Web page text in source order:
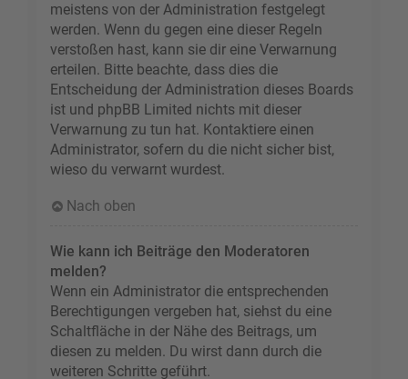
meistens von der Administration festgelegt
werden. Wenn du gegen eine dieser Regeln
verstoßen hast, kann sie dir eine Verwarnung
erteilen. Bitte beachte, dass dies die
Entscheidung der Administration dieses Boards
ist und phpBB Limited nichts mit dieser
Verwarnung zu tun hat. Kontaktiere einen
Administrator, sofern du die nicht sicher bist,
wieso du verwarnt wurdest.
Nach oben
Wie kann ich Beiträge den Moderatoren
melden?
Wenn ein Administrator die entsprechenden
Berechtigungen vergeben hat, siehst du eine
Schaltfläche in der Nähe des Beitrags, um
diesen zu melden. Du wirst dann durch die
weiteren Schritte geführt.